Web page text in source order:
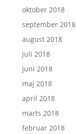
oktober 2018
september 2018
august 2018
juli 2018
juni 2018
maj 2018
april 2018
marts 2018
februar 2018